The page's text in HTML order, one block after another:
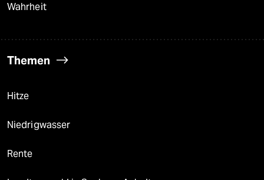
Wahrheit
Themen
Hitze
Niedrigwasser
Rente